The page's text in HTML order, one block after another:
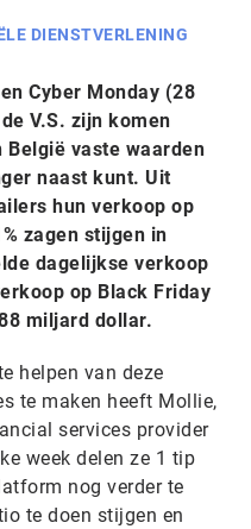
DIENSTVERLENING
Cyber Monday (28
V.S. zijn komen
vaste waarden
naast kunt. Uit
hun verkoop op
zagen stijgen in
dagelijkse verkoop
op Black Friday
miljard dollar.
helpen van deze
te maken heeft Mollie,
services provider
week delen ze 1 tip
nog verder te
te doen stijgen en